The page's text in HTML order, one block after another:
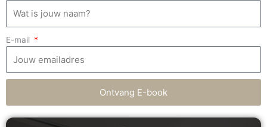
E-mail
Ontvang E-book